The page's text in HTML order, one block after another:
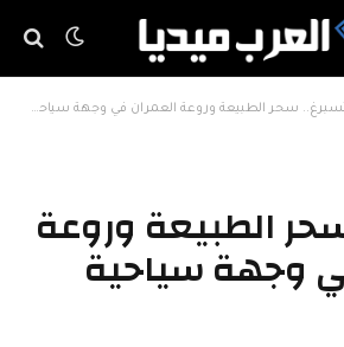
سحر الطبيعة وروعة العمران في وجهة سياحية واحدة
الطبيعة وروعة
وجهة سياحية